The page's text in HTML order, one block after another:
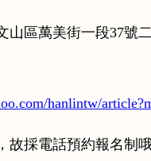
山區萬美街一段37號
hanlintw/
故採電話預約報名制哦